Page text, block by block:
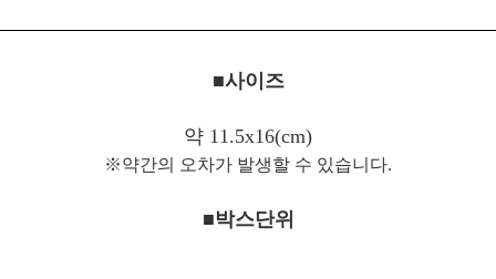
■사이즈
약 11.5x16(cm)
※약간의 오차가 발생할 수 있습니다.
■박스단위